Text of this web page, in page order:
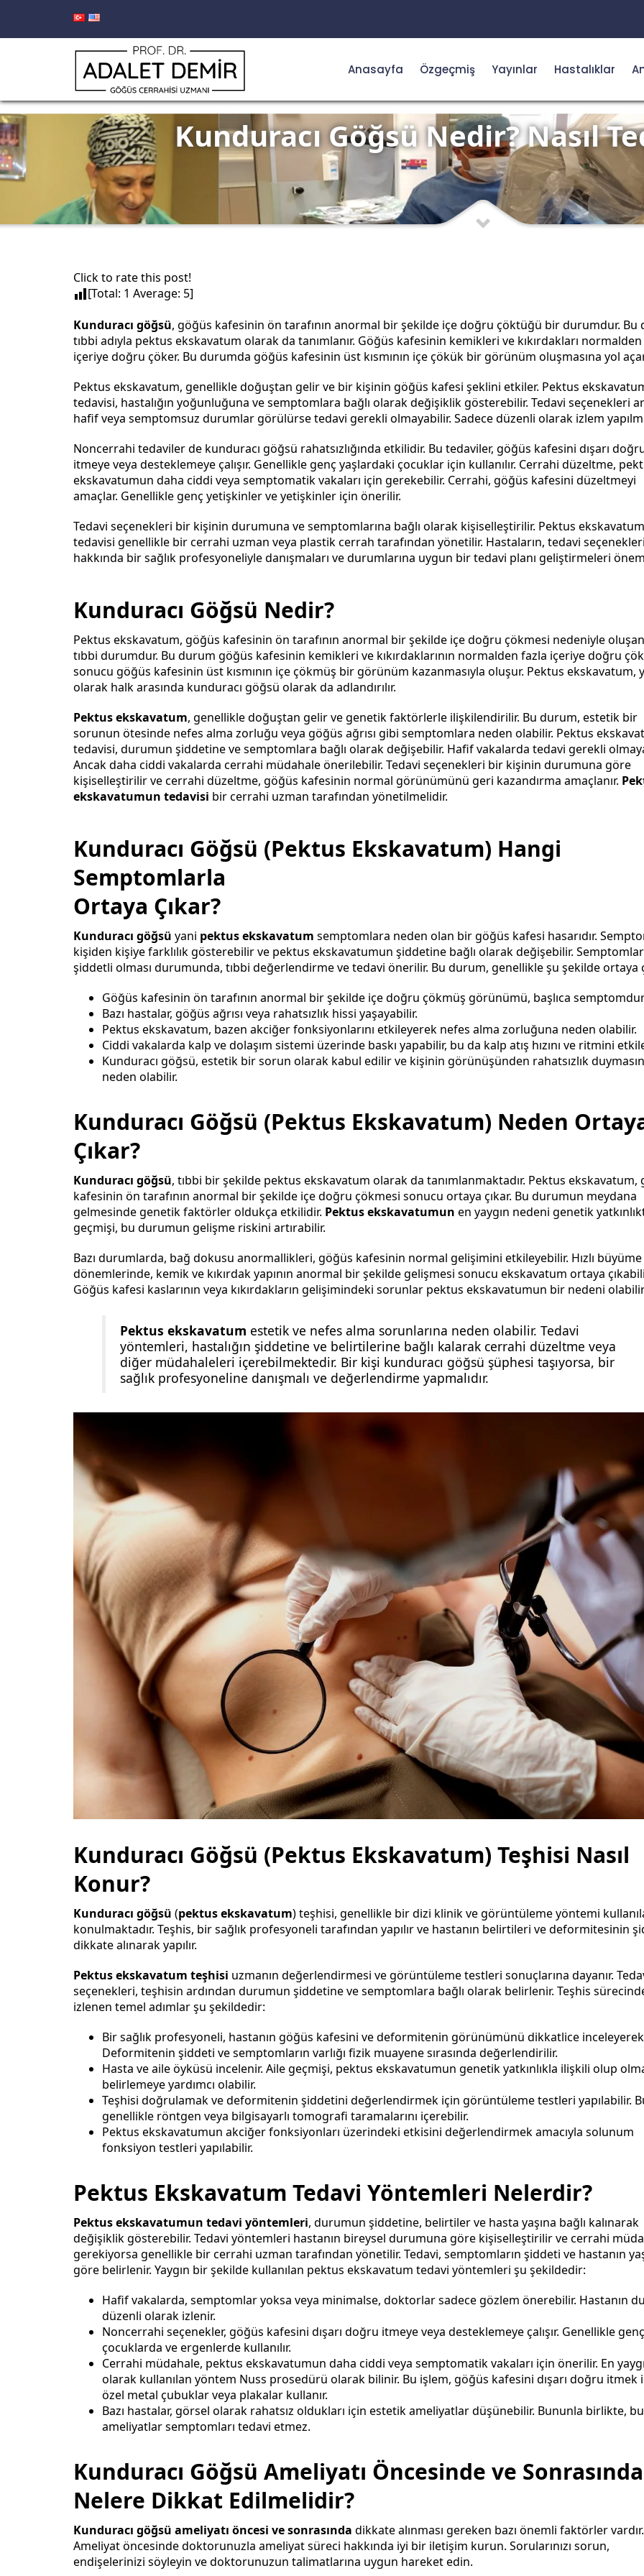
Anasayfa Özgeçmiş Yayınlar Hastalıklar
Kunduracı Göğsü Nedir? Nasıl
Click to rate this post!
[Total: 1 Average: 5]
Kunduracı göğsü, göğüs kafesinin ön tarafının anormal bir şekilde içe doğru çöktüğü bir durumdur. Bu
tıbbi adıyla pektus ekskavatum olarak da tanımlanır. Göğüs kafesinin kemikleri ve kıkırdakları
içeriye doğru çöker. Bu durumda göğüs kafesinin üst kısmının içe çökük bir görünüm oluşmasına yol
Pektus ekskavatum, genellikle doğuştan gelir ve bir kişinin göğüs kafesi şeklini etkiler. Pektus
tedavisi, hastalığın yoğunluğuna ve semptomlara bağlı olarak değişiklik gösterebilir. Tedavi seçenekleri
hafif veya semptomsuz durumlar görülürse tedavi gerekli olmayabilir. Sadece düzenli olarak izlem
Noncerrahi tedaviler de kunduracı göğsü rahatsızlığında etkilidir. Bu tedaviler, göğüs kafesini dışarı
itmeye veya desteklemeye çalışır. Genellikle genç yaşlardaki çocuklar için kullanılır. Cerrahi düzeltme,
ekskavatumun daha ciddi veya semptomatik vakaları için gerekebilir. Cerrahi, göğüs kafesini düzeltmeyi
amaçlar. Genellikle genç yetişkinler ve yetişkinler için önerilir.
Tedavi seçenekleri bir kişinin durumuna ve semptomlarına bağlı olarak kişiselleştirilir. Pektus ekskavatum
tedavisi genellikle bir cerrahi uzman veya plastik cerrah tarafından yönetilir. Hastaların, tedavi
hakkında bir sağlık profesyoneliyle danışmaları ve durumlarına uygun bir tedavi planı geliştirmeleri
Kunduracı Göğsü Nedir?
Pektus ekskavatum, göğüs kafesinin ön tarafının anormal bir şekilde içe doğru çökmesi nedeniyle
tıbbi durumdur. Bu durum göğüs kafesinin kemikleri ve kıkırdaklarının normalden fazla içeriye doğru
sonucu göğüs kafesinin üst kısmının içe çökmüş bir görünüm kazanmasıyla oluşur. Pektus ekskavatum,
olarak halk arasında kunduracı göğsü olarak da adlandırılır.
Pektus ekskavatum, genellikle doğuştan gelir ve genetik faktörlerle ilişkilendirilir. Bu durum, estetik bir
sorunun ötesinde nefes alma zorluğu veya göğüs ağrısı gibi semptomlara neden olabilir. Pektus
tedavisi, durumun şiddetine ve semptomlara bağlı olarak değişebilir. Hafif vakalarda tedavi gerekli
Ancak daha ciddi vakalarda cerrahi müdahale önerilebilir. Tedavi seçenekleri bir kişinin durumuna göre
kişiselleştirilir ve cerrahi düzeltme, göğüs kafesinin normal görünümünü geri kazandırma amaçlanır.
ekskavatumun tedavisi bir cerrahi uzman tarafından yönetilmelidir.
Kunduracı Göğsü (Pektus Ekskavatum) Hangi
Semptomlarla
Ortaya Çıkar?
Kunduracı göğsü yani pektus ekskavatum semptomlara neden olan bir göğüs kafesi hasarıdır.
kişiden kişiye farklılık gösterebilir ve pektus ekskavatumun şiddetine bağlı olarak değişebilir.
şiddetli olması durumunda, tıbbi değerlendirme ve tedavi önerilir. Bu durum, genellikle şu şekilde ortaya
Göğüs kafesinin ön tarafının anormal bir şekilde içe doğru çökmüş görünümü, başlıca
Bazı hastalar, göğüs ağrısı veya rahatsızlık hissi yaşayabilir.
Pektus ekskavatum, bazen akciğer fonksiyonlarını etkileyerek nefes alma zorluğuna neden olabilir.
Ciddi vakalarda kalp ve dolaşım sistemi üzerinde baskı yapabilir, bu da kalp atış hızını ve ritmini
Kunduracı göğsü, estetik bir sorun olarak kabul edilir ve kişinin görünüşünden rahatsızlık
neden olabilir.
Kunduracı Göğsü (Pektus Ekskavatum) Neden
Çıkar?
Kunduracı göğsü, tıbbi bir şekilde pektus ekskavatum olarak da tanımlanmaktadır. Pektus ekskavatum,
kafesinin ön tarafının anormal bir şekilde içe doğru çökmesi sonucu ortaya çıkar. Bu durumun meydana
gelmesinde genetik faktörler oldukça etkilidir. Pektus ekskavatumun en yaygın nedeni genetik
geçmişi, bu durumun gelişme riskini artırabilir.
Bazı durumlarda, bağ dokusu anormallikleri, göğüs kafesinin normal gelişimini etkileyebilir. Hızlı büyüme
dönemlerinde, kemik ve kıkırdak yapının anormal bir şekilde gelişmesi sonucu ekskavatum ortaya
Göğüs kafesi kaslarının veya kıkırdakların gelişimindeki sorunlar pektus ekskavatumun bir nedeni
Pektus ekskavatum estetik ve nefes alma sorunlarına neden olabilir. Tedavi
yöntemleri, hastalığın şiddetine ve belirtilerine bağlı kalarak cerrahi düzeltme veya
diğer müdahaleleri içerebilmektedir. Bir kişi kunduracı göğsü şüphesi taşıyorsa, bir
sağlık profesyoneline danışmalı ve değerlendirme yapmalıdır.
Kunduracı Göğsü (Pektus Ekskavatum) Teşhisi Nasıl
Konur?
Kunduracı göğsü (pektus ekskavatum) teşhisi, genellikle bir dizi klinik ve görüntüleme yöntemi
konulmaktadır. Teşhis, bir sağlık profesyoneli tarafından yapılır ve hastanın belirtileri ve deformitesinin
dikkate alınarak yapılır.
Pektus ekskavatum teşhisi uzmanın değerlendirmesi ve görüntüleme testleri sonuçlarına dayanır.
seçenekleri, teşhisin ardından durumun şiddetine ve semptomlara bağlı olarak belirlenir. Teşhis
izlenen temel adımlar şu şekildedir:
Bir sağlık profesyoneli, hastanın göğüs kafesini ve deformitenin görünümünü dikkatlice
Deformitenin şiddeti ve semptomların varlığı fizik muayene sırasında değerlendirilir.
Hasta ve aile öyküsü incelenir. Aile geçmişi, pektus ekskavatumun genetik yatkınlıkla ilişkili olup
belirlemeye yardımcı olabilir.
Teşhisi doğrulamak ve deformitenin şiddetini değerlendirmek için görüntüleme testleri yapılabilir.
genellikle röntgen veya bilgisayarlı tomografi taramalarını içerebilir.
Pektus ekskavatumun akciğer fonksiyonları üzerindeki etkisini değerlendirmek amacıyla solunum
fonksiyon testleri yapılabilir.
Pektus Ekskavatum Tedavi Yöntemleri Nelerdir?
Pektus ekskavatumun tedavi yöntemleri, durumun şiddetine, belirtiler ve hasta yaşına bağlı kalınarak
değişiklik gösterebilir. Tedavi yöntemleri hastanın bireysel durumuna göre kişiselleştirilir ve cerrahi
gerekiyorsa genellikle bir cerrahi uzman tarafından yönetilir. Tedavi, semptomların şiddeti ve hastanın
göre belirlenir. Yaygın bir şekilde kullanılan pektus ekskavatum tedavi yöntemleri şu şekildedir:
Hafif vakalarda, semptomlar yoksa veya minimalse, doktorlar sadece gözlem önerebilir. Hastanın
düzenli olarak izlenir.
Noncerrahi seçenekler, göğüs kafesini dışarı doğru itmeye veya desteklemeye çalışır. Genellikle genç
çocuklarda ve ergenlerde kullanılır.
Cerrahi müdahale, pektus ekskavatumun daha ciddi veya semptomatik vakaları için önerilir. En
olarak kullanılan yöntem Nuss prosedürü olarak bilinir. Bu işlem, göğüs kafesini dışarı doğru itmek
özel metal çubuklar veya plakalar kullanır.
Bazı hastalar, görsel olarak rahatsız oldukları için estetik ameliyatlar düşünebilir. Bununla birlikte,
ameliyatlar semptomları tedavi etmez.
Kunduracı Göğsü Ameliyatı Öncesinde ve Sonrasında
Nelere Dikkat Edilmelidir?
Kunduracı göğsü ameliyatı öncesi ve sonrasında dikkate alınması gereken bazı önemli faktörler vardır.
Ameliyat öncesinde doktorunuzla ameliyat süreci hakkında iyi bir iletişim kurun. Sorularınızı sorun,
endişelerinizi söyleyin ve doktorunuzun talimatlarına uygun hareket edin.